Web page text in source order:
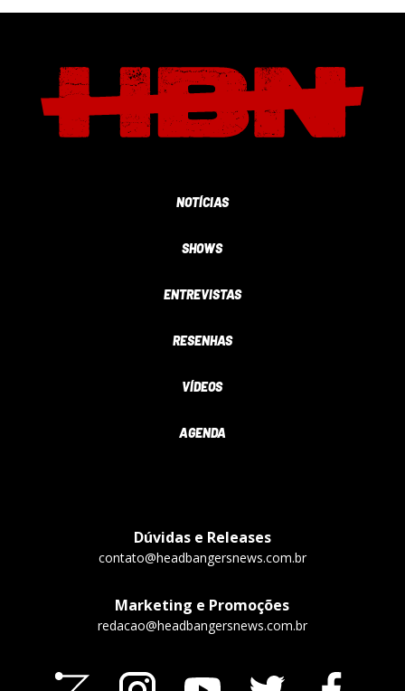
NOTÍCIAS
SHOWS
ENTREVISTAS
RESENHAS
VÍDEOS
AGENDA
Dúvidas e Releases
contato@headbangersnews.com.br
Marketing e Promoções
redacao@headbangersnews.com.br